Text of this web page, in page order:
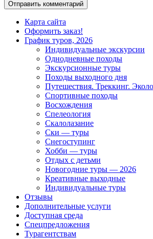
Карта сайта
Оформить заказ!
График туров, 2026
Индивидуальные экскурсии
Однодневные походы
Экскурсионные туры
Походы выходного дня
Путешествия. Треккинг.
Спортивные походы
Восхождения
Спелеология
Скалолазание
Ски — туры
Снегоступинг
Хобби — туры
Отдых с детьми
Новогодние туры — 2026
Креативные выходные
Индивидуальные туры
Отзывы
Дополнительные услуги
Доступная среда
Спецпредложения
Турагентствам